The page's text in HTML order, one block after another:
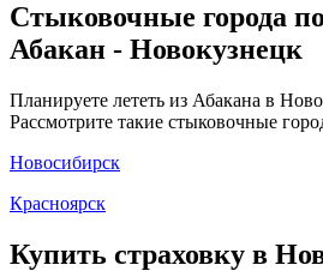
Стыковочные города
Абакан - Новокузнецк
Планируете лететь из Абакана в
Рассмотрите такие стыковочные
Новосибирск
Красноярск
Купить страховку в